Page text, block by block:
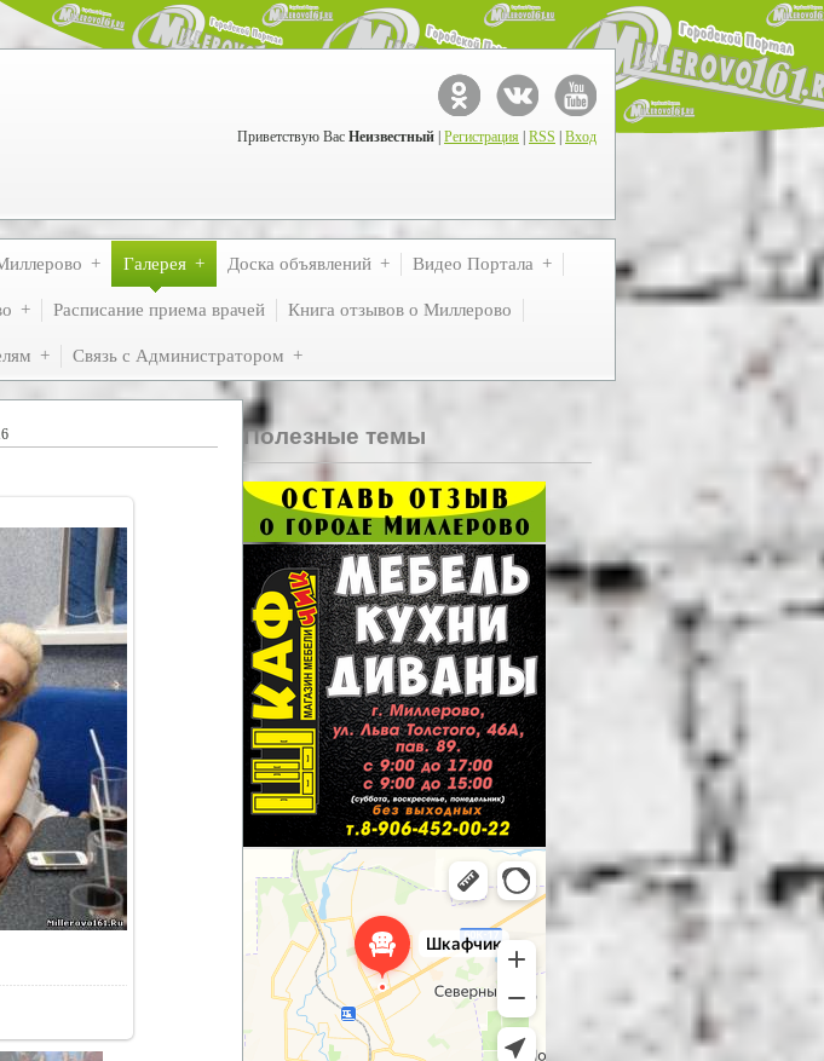
Приветствую Вас Неизвестный Регистрация RSS Вход
Галерея Доска объявлений Видео Портала
Расписание приема врачей Книга отзывов о Миллерово
Связь с Администратором
Полезные темы